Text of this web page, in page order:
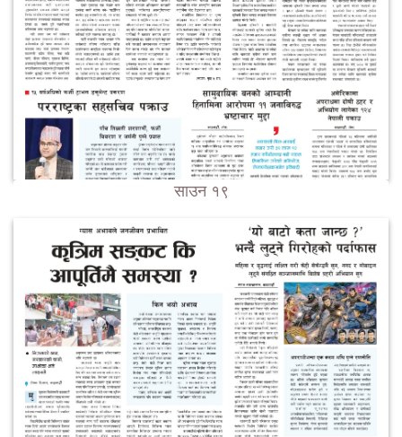
साउन १९